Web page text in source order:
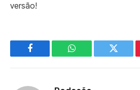
versão!
Facebook WhatsApp Twitter